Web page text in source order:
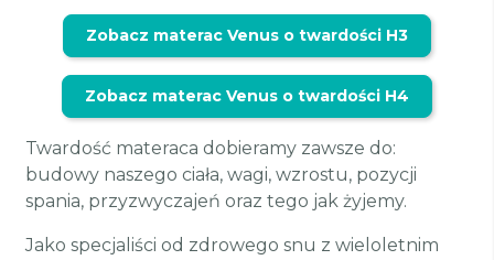
Zobacz materac Venus o twardości H3
Zobacz materac Venus o twardości H4
Twardość materaca dobieramy zawsze do:
budowy naszego ciała, wagi, wzrostu, pozycji
spania, przyzwyczajeń oraz tego jak żyjemy.
Jako specjaliści od zdrowego snu z wieloletnim